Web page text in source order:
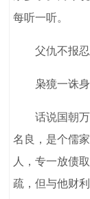
每听一听。
父仇不报忍
枭獍一诛身
话说国朝万
名良，是个儒
人，专一放债
疏，但与他财